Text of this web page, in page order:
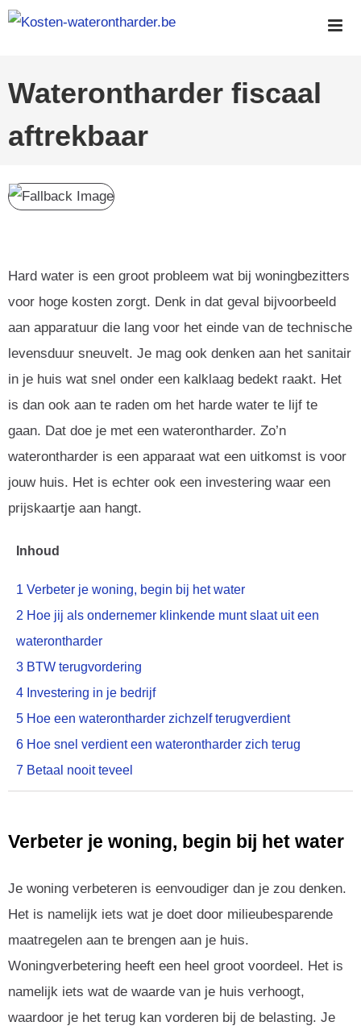
Skip
Waterontharder fiscaal
aftrekbaar
Hard water is een groot probleem wat bij woningbezitters
voor hoge kosten zorgt. Denk in dat geval bijvoorbeeld
aan apparatuur die lang voor het einde van de technische
levensduur sneuvelt. Je mag ook denken aan het sanitair
in je huis wat snel onder een kalklaag bedekt raakt. Het
is dan ook aan te raden om het harde water te lijf te
gaan. Dat doe je met een waterontharder. Zo’n
waterontharder is een apparaat wat een uitkomst is voor
jouw huis. Het is echter ook een investering waar een
prijskaartje aan hangt.
Inhoud
1 Verbeter je woning, begin bij het water
2 Hoe jij als ondernemer klinkende munt slaat uit een
waterontharder
3 BTW terugvordering
4 Investering in je bedrijf
5 Hoe een waterontharder zichzelf terugverdient
6 Hoe snel verdient een waterontharder zich terug
7 Betaal nooit teveel
Verbeter je woning, begin bij het water
Je woning verbeteren is eenvoudiger dan je zou denken.
Het is namelijk iets wat je doet door milieubesparende
maatregelen aan te brengen aan je huis.
Woningverbetering heeft een heel groot voordeel. Het is
namelijk iets wat de waarde van je huis verhoogt,
waardoor je het terug kan vorderen bij de belasting. Je